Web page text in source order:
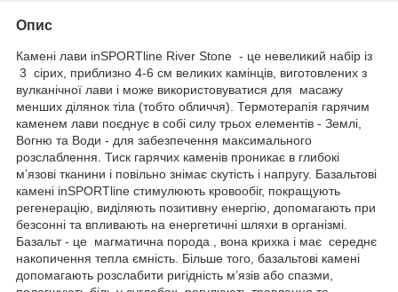
Опис
Камені лави inSPORTline River Stone - це невеликий набір із
3 сірих, приблизно 4-6 см великих камінців, виготовлених з
вулканічної лави і може використовуватися для масажу
менших ділянок тіла (тобто обличчя). Термотерапія гарячим
каменем лави поєднує в собі силу трьох елементів - Землі,
Вогню та Води - для забезпечення максимального
розслаблення. Тиск гарячих каменів проникає в глибокі
м’язові тканини і повільно знімає скутість і напругу. Базальтові
камені inSPORTline стимулюють кровообіг, покращують
регенерацію, виділяють позитивну енергію, допомагають при
безсонні та впливають на енергетичні шляхи в організмі.
Базальт - це магматична порода , вона крихка і має середнє
накопичення тепла ємність. Більше того, базальтові камені
допомагають розслабити ригідність м’язів або спазми,